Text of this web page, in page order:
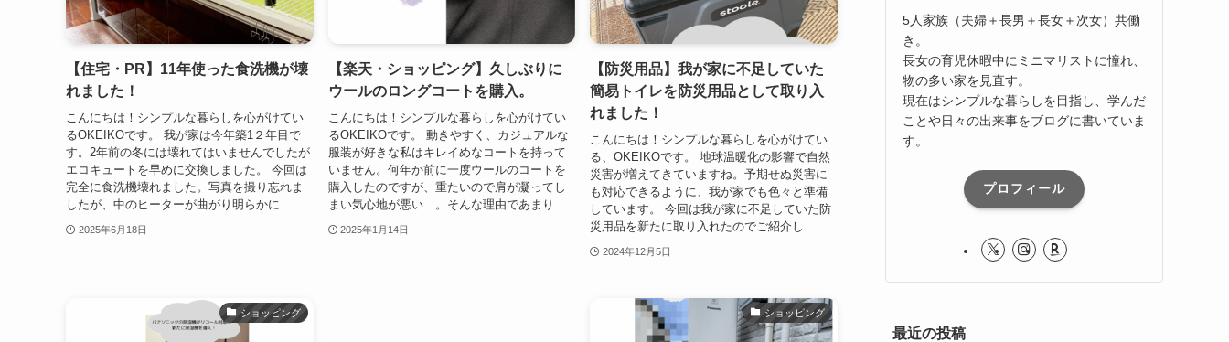
【住宅・PR】11年使った食洗機が壊
れました！
こんにちは！シンプルな暮らしを心がけてい
るOKEIKOです。 我が家は今年築1２年目で
す。2年前の冬には壊れてはいませんでしたが
エコキュートを早めに交換しました。 今回は
完全に食洗機壊れました。写真を撮り忘れま
したが、中のヒーターが曲がり明らかに...
2025年6月18日
【楽天・ショッピング】久しぶりに
ウールのロングコートを購入。
こんにちは！シンプルな暮らしを心がけてい
るOKEIKOです。 動きやすく、カジュアルな
服装が好きな私はキレイめなコートを持って
いません。何年か前に一度ウールのコートを
購入したのですが、重たいので肩が凝ってし
まい気心地が悪い…。そんな理由であまり...
2025年1月14日
【防災用品】我が家に不足していた
簡易トイレを防災用品として取り入
れました！
こんにちは！シンプルな暮らしを心がけてい
る、OKEIKOです。 地球温暖化の影響で自然
災害が増えてきていますね。予期せぬ災害に
も対応できるように、我が家でも色々と準備
しています。 今回は我が家に不足していた防
災用品を新たに取り入れたのでご紹介し...
2024年12月5日
ショッピング ショッピング
5人家族（夫婦＋長男＋長女＋次女）共働
き。
長女の育児休暇中にミニマリストに憧れ、
物の多い家を見直す。
現在はシンプルな暮らしを目指し、学んだ
ことや日々の出来事をブログに書いていま
す。
プロフィール
最近の投稿